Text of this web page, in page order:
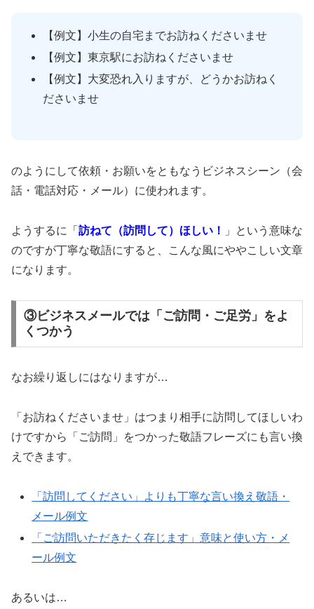
【例文】小生の自宅までお訪ねくださいませ
【例文】東京駅にお訪ねくださいませ
【例文】大変恐れ入りますが、どうかお訪ねく
ださいませ
のようにして依頼・お願いをともなうビジネスシーン（会
話・電話対応・メール）に使われます。
ようするに「 訪ねて（訪問して）ほしい！
」という意味な
のですが丁寧な敬語にすると、こんな風にややこしい文章
になります。
③ビジネスメールでは「ご訪問・ご足労」をよ
くつかう
なお繰り返しにはなりますが…
「お訪ねくださいませ」はつまり相手に訪問してほしいわ
けですから「ご訪問」をつかった敬語フレーズにも言い換
えできます。
「訪問してください」よりも丁寧な言い換え敬語・
メール例文
「ご訪問いただきたく存じます」意味と使い方・メ
ール例文
あるいは…